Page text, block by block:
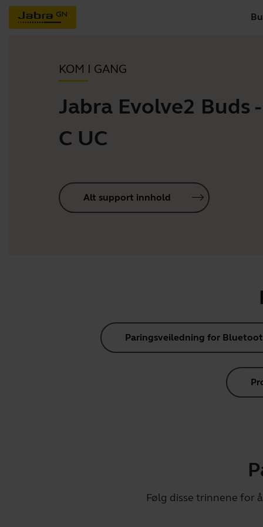
KOM I GANG
Jabra Evolve2 Buds
C UC
Alt support innhold
Paringsveiledning for
Følg disse trinnene for